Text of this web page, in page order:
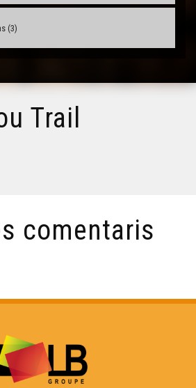
(3)
Castell
(1)
Trail
comentaris